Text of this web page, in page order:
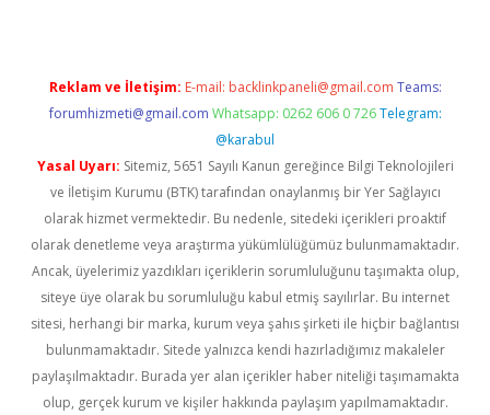
Reklam ve İletişim: E-mail: backlinkpaneli@gmail.com Teams:
forumhizmeti@gmail.com Whatsapp: 0262 606 0 726 Telegram:
@karabul
Yasal Uyarı: Sitemiz, 5651 Sayılı Kanun gereğince Bilgi Teknolojileri
ve İletişim Kurumu (BTK) tarafından onaylanmış bir Yer Sağlayıcı
olarak hizmet vermektedir. Bu nedenle, sitedeki içerikleri proaktif
olarak denetleme veya araştırma yükümlülüğümüz bulunmamaktadır.
Ancak, üyelerimiz yazdıkları içeriklerin sorumluluğunu taşımakta olup,
siteye üye olarak bu sorumluluğu kabul etmiş sayılırlar. Bu internet
sitesi, herhangi bir marka, kurum veya şahıs şirketi ile hiçbir bağlantısı
bulunmamaktadır. Sitede yalnızca kendi hazırladığımız makaleler
paylaşılmaktadır. Burada yer alan içerikler haber niteliği taşımamakta
olup, gerçek kurum ve kişiler hakkında paylaşım yapılmamaktadır.